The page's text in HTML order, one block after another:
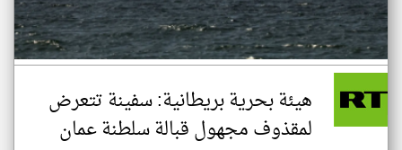
هيئة بحرية بريطانية: سفينة تتعرض
لمقذوف مجهول قبالة سلطنة عمان